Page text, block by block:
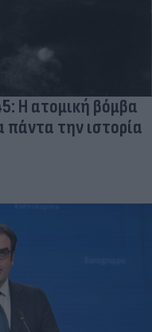
Η ατομική βόμβα
πάντα την ιστορία